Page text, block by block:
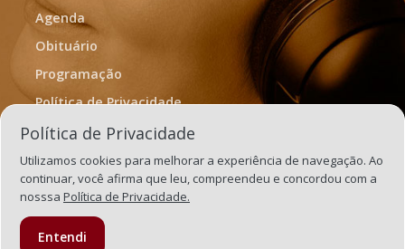
Agenda
Obituário
Programação
Política de Privacidade
Termos de Uso
Política de Privacidade
Utilizamos cookies para melhorar a experiência de navegação. Ao
continuar, você afirma que leu, compreendeu e concordou com a
nosssa Política de Privacidade.
Entendi